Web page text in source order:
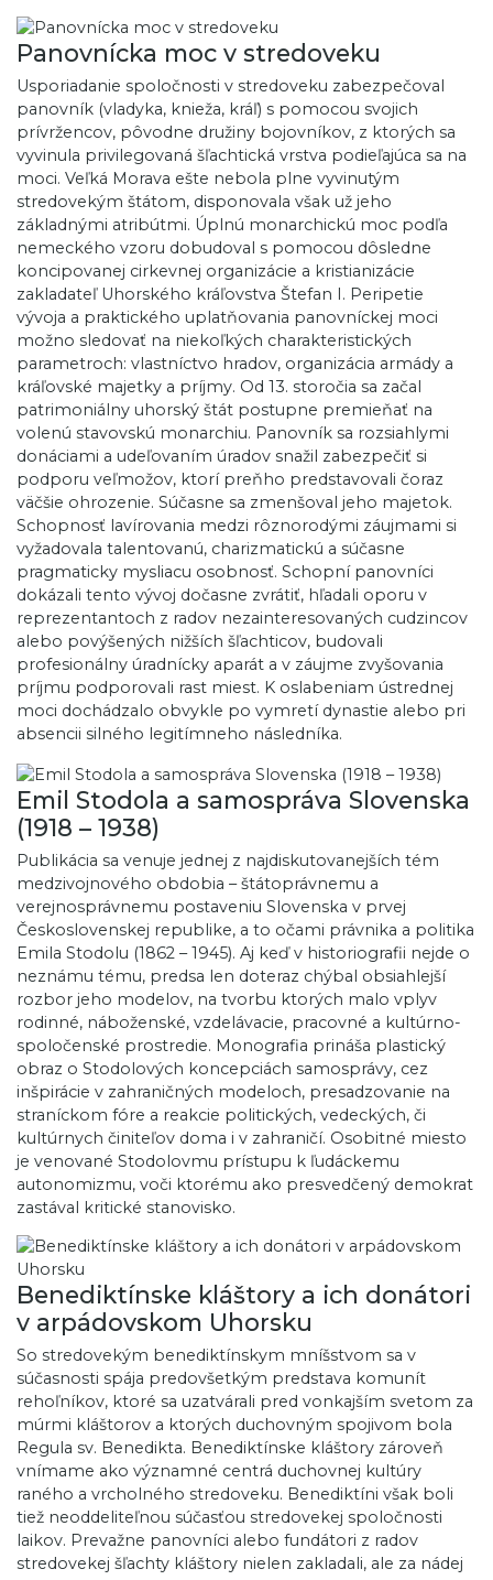
Panovnícka moc v stredoveku
Usporiadanie spoločnosti v stredoveku zabezpečoval
panovník (vladyka, knieža, kráľ) s pomocou svojich
prívržencov, pôvodne družiny bojovníkov, z ktorých sa
vyvinula privilegovaná šľachtická vrstva podieľajúca sa na
moci. Veľká Morava ešte nebola plne vyvinutým
stredovekým štátom, disponovala však už jeho
základnými atribútmi. Úplnú monarchickú moc podľa
nemeckého vzoru dobudoval s pomocou dôsledne
koncipovanej cirkevnej organizácie a kristianizácie
zakladateľ Uhorského kráľovstva Štefan I. Peripetie
vývoja a praktického uplatňovania panovníckej moci
možno sledovať na niekoľkých charakteristických
parametroch: vlastníctvo hradov, organizácia armády a
kráľovské majetky a príjmy. Od 13. storočia sa začal
patrimoniálny uhorský štát postupne premieňať na
volenú stavovskú monarchiu. Panovník sa rozsiahlymi
donáciami a udeľovaním úradov snažil zabezpečiť si
podporu veľmožov, ktorí preňho predstavovali čoraz
väčšie ohrozenie. Súčasne sa zmenšoval jeho majetok.
Schopnosť lavírovania medzi rôznorodými záujmami si
vyžadovala talentovanú, charizmatickú a súčasne
pragmaticky mysliacu osobnosť. Schopní panovníci
dokázali tento vývoj dočasne zvrátiť, hľadali oporu v
reprezentantoch z radov nezainteresovaných cudzincov
alebo povýšených nižších šľachticov, budovali
profesionálny úradnícky aparát a v záujme zvyšovania
príjmu podporovali rast miest. K oslabeniam ústrednej
moci dochádzalo obvykle po vymretí dynastie alebo pri
absencii silného legitímneho následníka.
Emil Stodola a samospráva Slovenska
(1918 – 1938)
Publikácia sa venuje jednej z najdiskutovanejších tém
medzivojnového obdobia – štátoprávnemu a
verejnosprávnemu postaveniu Slovenska v prvej
Československej republike, a to očami právnika a politika
Emila Stodolu (1862 – 1945). Aj keď v historiografii nejde o
neznámu tému, predsa len doteraz chýbal obsiahlejší
rozbor jeho modelov, na tvorbu ktorých malo vplyv
rodinné, náboženské, vzdelávacie, pracovné a kultúrno-
spoločenské prostredie. Monografia prináša plastický
obraz o Stodolových koncepciách samosprávy, cez
inšpirácie v zahraničných modeloch, presadzovanie na
straníckom fóre a reakcie politických, vedeckých, či
kultúrnych činiteľov doma i v zahraničí. Osobitné miesto
je venované Stodolovmu prístupu k ľudáckemu
autonomizmu, voči ktorému ako presvedčený demokrat
zastával kritické stanovisko.
Benediktínske kláštory a ich donátori
v arpádovskom Uhorsku
So stredovekým benediktínskym mníšstvom sa v
súčasnosti spája predovšetkým predstava komunít
rehoľníkov, ktoré sa uzatvárali pred vonkajším svetom za
múrmi kláštorov a ktorých duchovným spojivom bola
Regula sv. Benedikta. Benediktínske kláštory zároveň
vnímame ako významné centrá duchovnej kultúry
raného a vrcholného stredoveku. Benediktíni však boli
tiež neoddeliteľnou súčasťou stredovekej spoločnosti
laikov. Prevažne panovníci alebo fundátori z radov
stredovekej šľachty kláštory nielen zakladali, ale za nádej